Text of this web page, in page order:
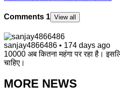
Comments 1 View all
sanjay4866486 • 174 days ago
10000 अब कितना महंगा पर रहा है।
चाहिए।
MORE NEWS